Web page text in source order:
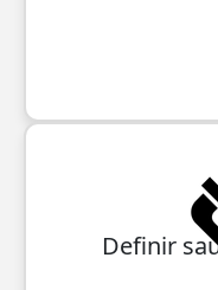
Definir